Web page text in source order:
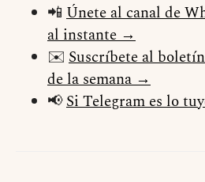
📲 Únete al canal de
al instante →
✉️ Suscríbete al
de la semana →
📢Si Telegram es lo